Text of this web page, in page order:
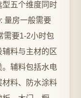
型五个维度同时
量房一般需要
需要1-2小时包
料与主材的区
。辅料包括水电
材料、防水涂料